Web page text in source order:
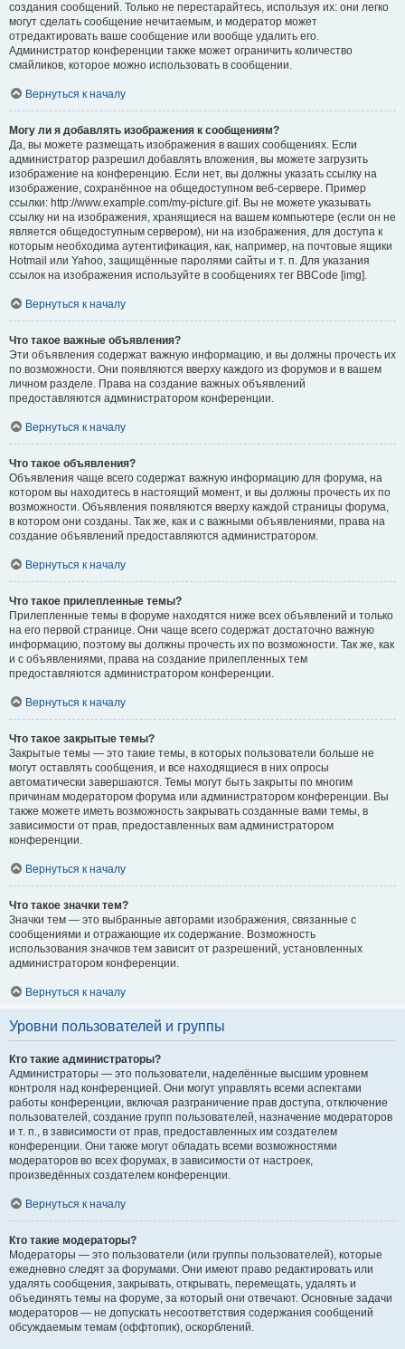
создания сообщений. Только не перестарайтесь, используя их: они легко
могут сделать сообщение нечитаемым, и модератор может
отредактировать ваше сообщение или вообще удалить его.
Администратор конференции также может ограничить количество
смайликов, которое можно использовать в сообщении.
Вернуться к началу
Могу ли я добавлять изображения к сообщениям?
Да, вы можете размещать изображения в ваших сообщениях. Если
администратор разрешил добавлять вложения, вы можете загрузить
изображение на конференцию. Если нет, вы должны указать ссылку на
изображение, сохранённое на общедоступном веб-сервере. Пример
ссылки: http://www.example.com/my-picture.gif. Вы не можете указывать
ссылку ни на изображения, хранящиеся на вашем компьютере (если он не
является общедоступным сервером), ни на изображения, для доступа к
которым необходима аутентификация, как, например, на почтовые ящики
Hotmail или Yahoo, защищённые паролями сайты и т. п. Для указания
ссылок на изображения используйте в сообщениях тег BBCode [img].
Вернуться к началу
Что такое важные объявления?
Эти объявления содержат важную информацию, и вы должны прочесть их
по возможности. Они появляются вверху каждого из форумов и в вашем
личном разделе. Права на создание важных объявлений
предоставляются администратором конференции.
Вернуться к началу
Что такое объявления?
Объявления чаще всего содержат важную информацию для форума, на
котором вы находитесь в настоящий момент, и вы должны прочесть их по
возможности. Объявления появляются вверху каждой страницы форума,
в котором они созданы. Так же, как и с важными объявлениями, права на
создание объявлений предоставляются администратором.
Вернуться к началу
Что такое прилепленные темы?
Прилепленные темы в форуме находятся ниже всех объявлений и только
на его первой странице. Они чаще всего содержат достаточно важную
информацию, поэтому вы должны прочесть их по возможности. Так же, как
и с объявлениями, права на создание прилепленных тем
предоставляются администратором конференции.
Вернуться к началу
Что такое закрытые темы?
Закрытые темы — это такие темы, в которых пользователи больше не
могут оставлять сообщения, и все находящиеся в них опросы
автоматически завершаются. Темы могут быть закрыты по многим
причинам модератором форума или администратором конференции. Вы
также можете иметь возможность закрывать созданные вами темы, в
зависимости от прав, предоставленных вам администратором
конференции.
Вернуться к началу
Что такое значки тем?
Значки тем — это выбранные авторами изображения, связанные с
сообщениями и отражающие их содержание. Возможность
использования значков тем зависит от разрешений, установленных
администратором конференции.
Вернуться к началу
Уровни пользователей и группы
Кто такие администраторы?
Администраторы — это пользователи, наделённые высшим уровнем
контроля над конференцией. Они могут управлять всеми аспектами
работы конференции, включая разграничение прав доступа, отключение
пользователей, создание групп пользователей, назначение модераторов
и т. п., в зависимости от прав, предоставленных им создателем
конференции. Они также могут обладать всеми возможностями
модераторов во всех форумах, в зависимости от настроек,
произведённых создателем конференции.
Вернуться к началу
Кто такие модераторы?
Модераторы — это пользователи (или группы пользователей), которые
ежедневно следят за форумами. Они имеют право редактировать или
удалять сообщения, закрывать, открывать, перемещать, удалять и
объединять темы на форуме, за который они отвечают. Основные задачи
модераторов — не допускать несоответствия содержания сообщений
обсуждаемым темам (оффтопик), оскорблений.